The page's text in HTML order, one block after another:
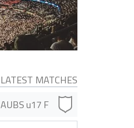
LATEST MATCHES
AUBS u17 F